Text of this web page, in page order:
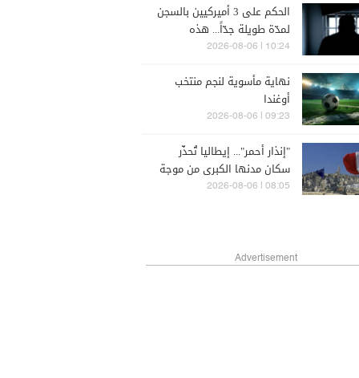
الحكم على 3 أميركيين بالسجن
لمدّة طويلة جدّاً... هذه
تهمتهم
10:24 | 2026-08-06
نهاية مأسوية لنجم منتخب
أوغندا
09:23 | 2026-08-06
"إنذار أحمر"... إيطاليا تُحذّر
سكان مدنها الكبرى من موجة
الحرّ
08:05 | 2026-08-06
Advertisement